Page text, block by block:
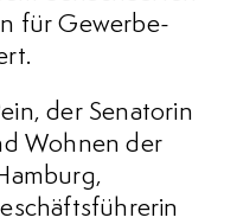
für Gewerbe-
der Senatorin
Wohnen der